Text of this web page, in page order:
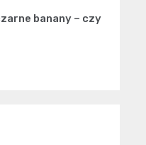
banany – czy